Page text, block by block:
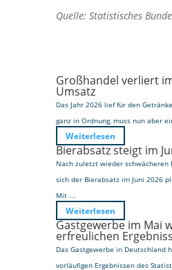
Quelle: Statistisches
Großhandel verliert
Umsatz
Das Jahr 2026 lief für den
ganz in Ordnung, muss nun aber
Weiterlesen
Bierabsatz steigt im
Nach zuletzt wieder
sich der Bierabsatz im Juni 2026
Mit ...
Weiterlesen
Gastgewerbe im Mai
erfreulichen
Das Gastgewerbe in Deutschland
vorläufigen Ergebnissen des